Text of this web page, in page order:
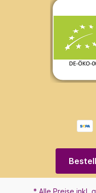
* Alle Preise inkl.